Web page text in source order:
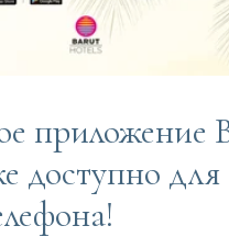
приложение
доступно для